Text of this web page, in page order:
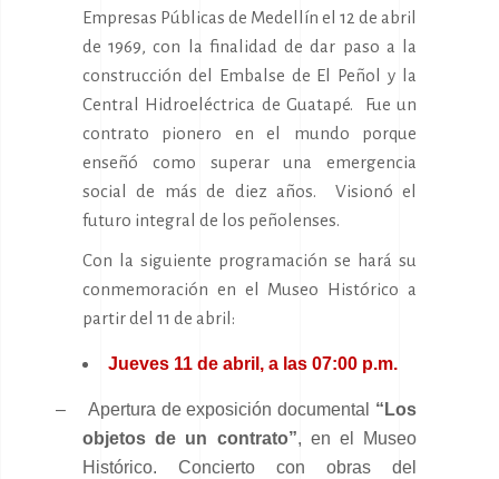
Empresas Públicas de Medellín el 12 de abril
de 1969, con la finalidad de dar paso a la
construcción del Embalse de El Peñol y la
Central Hidroeléctrica de Guatapé. Fue un
contrato pionero en el mundo porque
enseñó como superar una emergencia
social de más de diez años. Visionó el
futuro integral de los peñolenses.
Con la siguiente programación se hará su
conmemoración en el Museo Histórico a
partir del 11 de abril:
Jueves 11 de abril, a las 07:00 p.m.
– Apertura de exposición documental “Los
objetos de un contrato”, en el Museo
Histórico. Concierto con obras del